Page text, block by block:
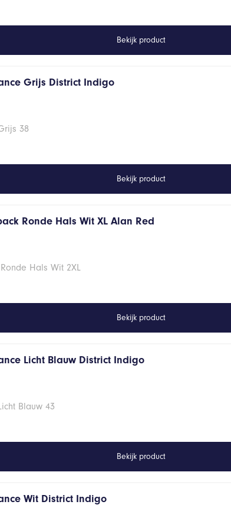
Bekijk product
Grijs District Indigo
38
Bekijk product
Ronde Hals Wit XL Alan Red
Hals Wit 2XL
Bekijk product
Licht Blauw District Indigo
Blauw 43
Bekijk product
Wit District Indigo